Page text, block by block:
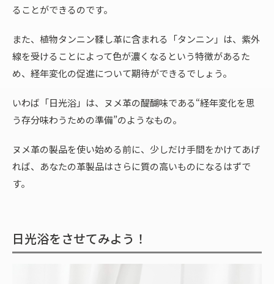
ることができるのです。
また、植物タンニン鞣し革に含まれる「タンニン」は、紫外
線を受けることによって色が濃くなるという特徴があるた
め、経年変化の促進について期待ができるでしょう。
いわば「日光浴」は、ヌメ革の醍醐味である“経年変化を思
う存分味わうための準備”のようなもの。
ヌメ革の製品を使い始める前に、少しだけ手間をかけてあげ
れば、あなたの革製品はさらに質の高いものになるはずで
す。
日光浴をさせてみよう！